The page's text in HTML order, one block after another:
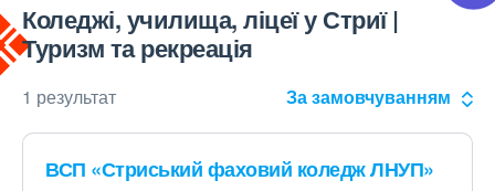
Коледжі, училища, ліцеї у Стриї |
Туризм та рекреація
1 результат За замовчуванням
ВСП «Стриський фаховий коледж ЛНУП»